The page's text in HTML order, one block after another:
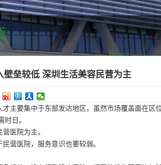
壁垒较低 深圳生活美容民营为主
主要集中于东部发达地区，虽然市场覆盖面在
日。
医院为主。
营医院，服务意识也要较弱。